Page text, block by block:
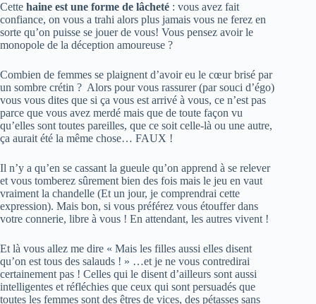
Cette haine est une forme de lâcheté : vous avez fait
confiance, on vous a trahi alors plus jamais vous ne ferez en
sorte qu’on puisse se jouer de vous! Vous pensez avoir le
monopole de la déception amoureuse ?
Combien de femmes se plaignent d’avoir eu le cœur brisé par
un sombre crétin ? Alors pour vous rassurer (par souci d’égo)
vous vous dites que si ça vous est arrivé à vous, ce n’est pas
parce que vous avez merdé mais que de toute façon vu
qu’elles sont toutes pareilles, que ce soit celle-là ou une autre,
ça aurait été la même chose… FAUX !
Il n’y a qu’en se cassant la gueule qu’on apprend à se relever
et vous tomberez sûrement bien des fois mais le jeu en vaut
vraiment la chandelle (Et un jour, je comprendrai cette
expression). Mais bon, si vous préférez vous étouffer dans
votre connerie, libre à vous ! En attendant, les autres vivent !
Et là vous allez me dire « Mais les filles aussi elles disent
qu’on est tous des salauds ! » …et je ne vous contredirai
certainement pas ! Celles qui le disent d’ailleurs sont aussi
intelligentes et réfléchies que ceux qui sont persuadés que
toutes les femmes sont des êtres de vices, des pétasses sans